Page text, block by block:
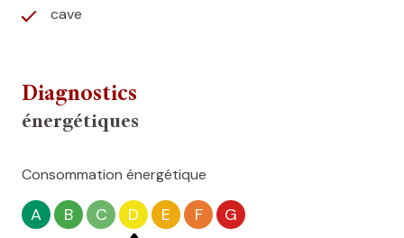
cave
Diagnostics
énergétiques
Consommation énergétique
A B C D E F G